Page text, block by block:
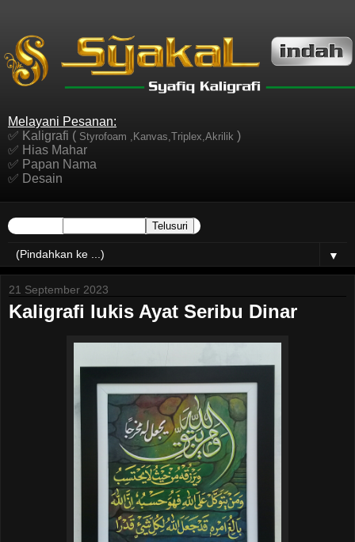
Melayani Pesanan:
✅ Kaligrafi ( Styrofoam ,Kanvas,Triplex,Akrilik )
✅ Hias Mahar
✅ Papan Nama
✅ Desain
▼
21 September 2023
Kaligrafi lukis Ayat Seribu Dinar